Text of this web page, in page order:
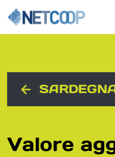
Navigazione
Valore